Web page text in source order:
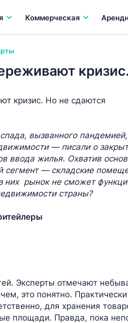
Коммерческая
вызванного
— писали о
ввода жилья. Охватив
— складские
них рынок не сможет
страны?
Эксперты отмечают
это понятно.
для хранения
площади. Правда, пока